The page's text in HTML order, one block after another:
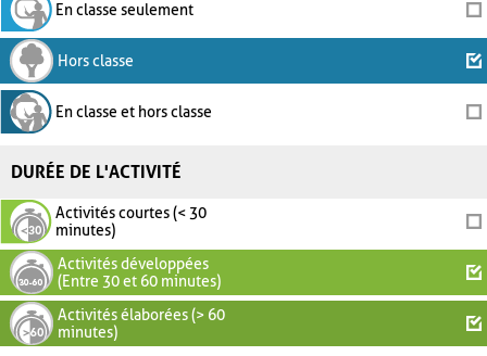
En classe seulement
Hors classe
En classe et hors classe
DURÉE DE L'ACTIVITÉ
Activités courtes (< 30
minutes)
Activités développées
(Entre 30 et 60 minutes)
Activités élaborées (> 60
minutes)